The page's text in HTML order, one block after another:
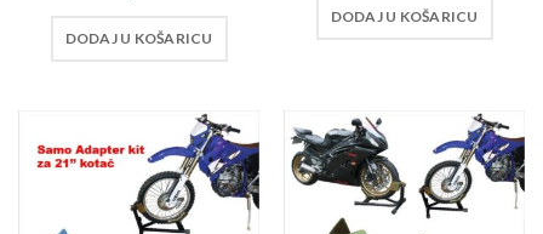
DODAJ U KOŠARICU
DODAJ U KOŠARICU